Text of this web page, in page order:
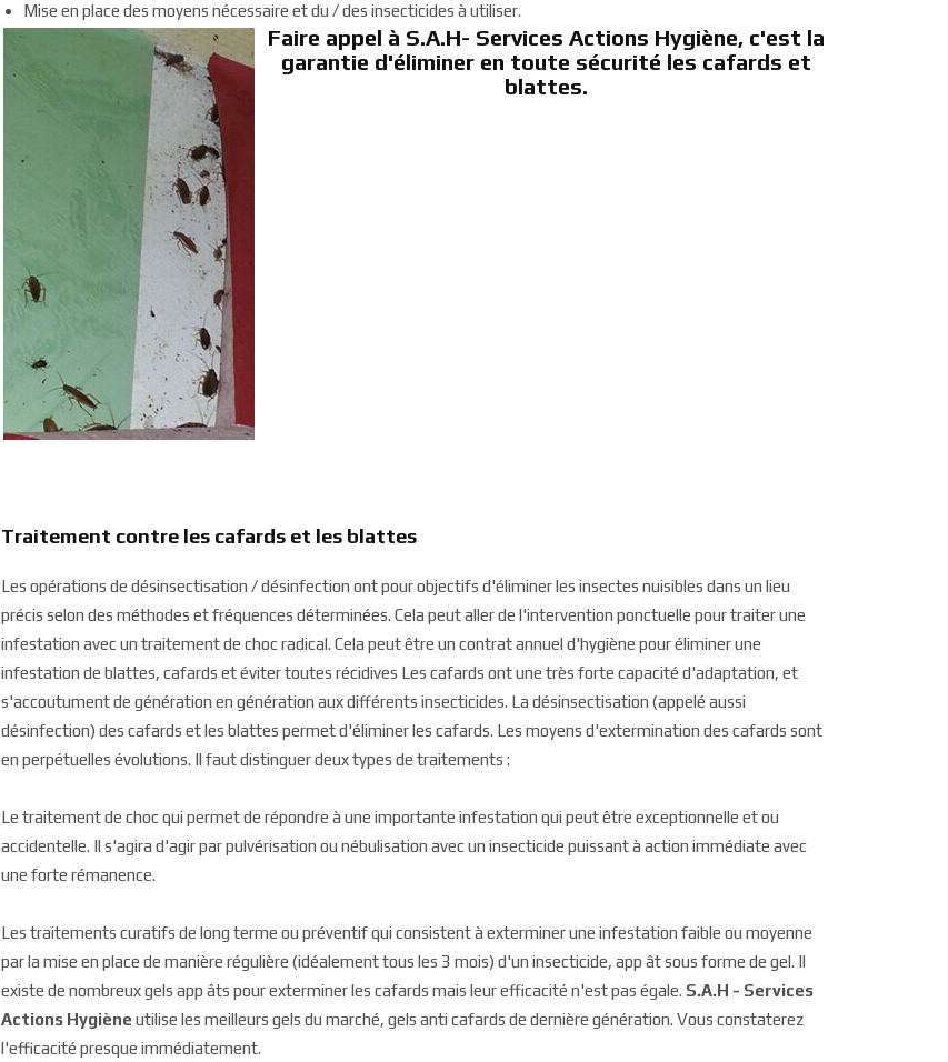
Mise en place des moyens nécessaire et du / des insecticides à utiliser.
Faire appel à S.A.H- Services Actions Hygiène, c'est la
garantie d'éliminer en toute sécurité les cafards et
blattes.
Traitement contre les cafards et les blattes
Les opérations de désinsectisation / désinfection ont pour objectifs d'éliminer les insectes nuisibles dans un lieu
précis selon des méthodes et fréquences déterminées. Cela peut aller de l'intervention ponctuelle pour traiter une
infestation avec un traitement de choc radical. Cela peut être un contrat annuel d'hygiène pour éliminer une
infestation de blattes, cafards et éviter toutes récidives Les cafards ont une très forte capacité d'adaptation, et
s'accoutument de génération en génération aux différents insecticides. La désinsectisation (appelé aussi
désinfection) des cafards et les blattes permet d'éliminer les cafards. Les moyens d'extermination des cafards sont
en perpétuelles évolutions. Il faut distinguer deux types de traitements :
Le traitement de choc qui permet de répondre à une importante infestation qui peut être exceptionnelle et ou
accidentelle. Il s'agira d'agir par pulvérisation ou nébulisation avec un insecticide puissant à action immédiate avec
une forte rémanence.
Les traitements curatifs de long terme ou préventif qui consistent à exterminer une infestation faible ou moyenne
par la mise en place de manière régulière (idéalement tous les 3 mois) d'un insecticide, app ât sous forme de gel. Il
existe de nombreux gels app âts pour exterminer les cafards mais leur efficacité n'est pas égale. S.A.H - Services
Actions Hygiène utilise les meilleurs gels du marché, gels anti cafards de dernière génération. Vous constaterez
l'efficacité presque immédiatement.